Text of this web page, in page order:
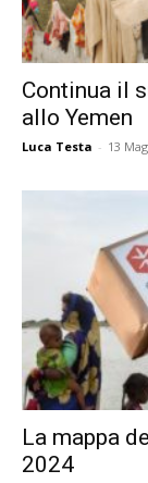
Continua il
allo Yemen
Luca Testa - 13
La mappa
2024